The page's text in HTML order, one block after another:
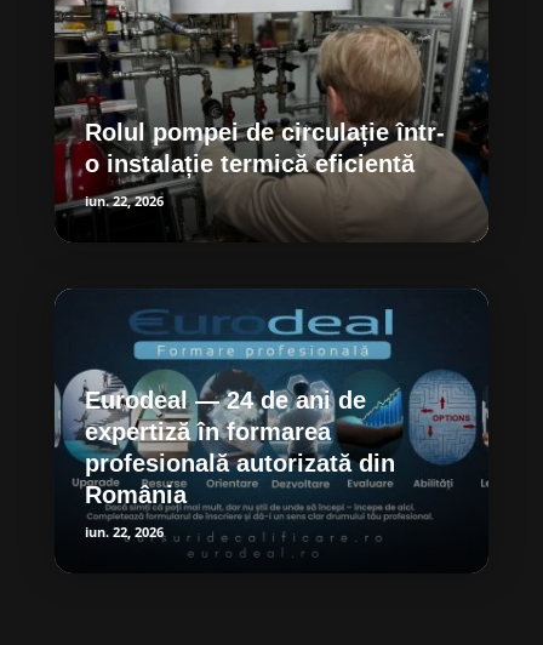
Rolul pompei de circulație într-
o instalație termică eficientă
iun. 22, 2026
Eurodeal — 24 de ani de
expertiză în formarea
profesională autorizată din
România
iun. 22, 2026